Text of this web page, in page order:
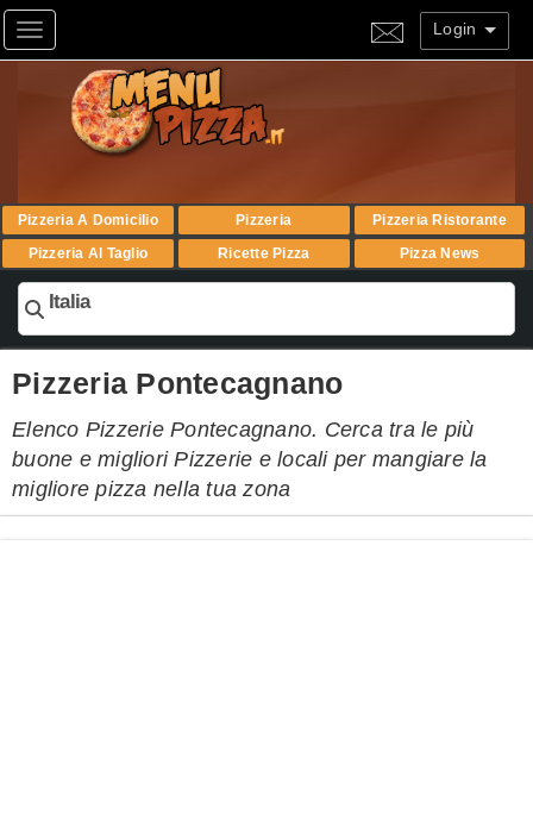
Toggle navigation Login
Pizzeria A Domicilio Pizzeria
Pizzeria Ristorante
Pizzeria Al Taglio
Ricette Pizza Pizza News
Italia
Pizzeria Pontecagnano
Elenco Pizzerie Pontecagnano. Cerca tra le più
buone e migliori Pizzerie e locali per mangiare la
migliore pizza nella tua zona